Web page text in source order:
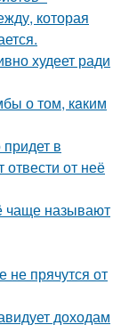
которая
худеет ради
о том, кaким
в
отвести от неё
чаще называют
прячутся от
доходам